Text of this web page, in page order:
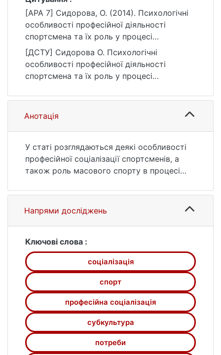
[APA 7] Сидорова, О. (2014). Психологічні
особливості професійної діяльності
спортсмена та їх роль у процесі
соціалізації. Вісник Київського
національного університету імені Тараса
Шевченка. Психологія, 2(2), 89–92.
https://ir.library.knu.ua/handle/15071834/1816
3
[ДСТУ] Сидорова О. Психологічні
особливості професійної діяльності
спортсмена та їх роль у процесі
національного університету імені Тараса
Шевченка. Психологія. 2014. Т. 2, № 2. С.
89—92. URL:
3 (дата звернення: 25.07.2026).
Анотація
У статі розглядаються деякі особливості
професійної соціалізації спортсменів, а
також роль масового спорту в процесі
Мотивація досягнення розглядається як
найважливіший фактор соціалізації та
самоствердження особистості
Напрями досліджень
Ключові слова :
соціалізація
спорт
професійна соціалізація
субкультура
потреби